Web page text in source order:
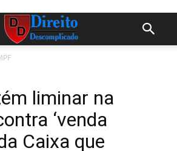
liminar na
‘venda
Caixa que